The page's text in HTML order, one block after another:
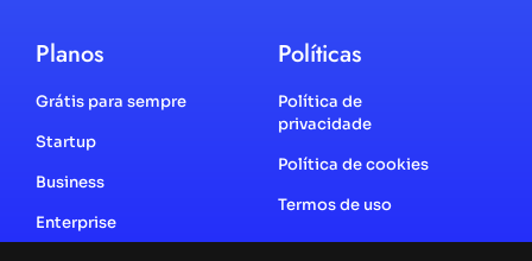
Planos
Grátis para sempre
Startup
Business
Enterprise
Políticas
Política de
privacidade
Política de cookies
Termos de uso